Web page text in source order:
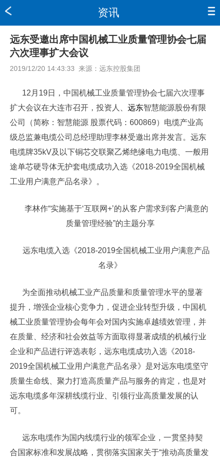
资讯
远东受邀出席中国机械工业质量管理协会七届
六次理事扩大会议
2019/12/20 14:43:33 来源： 远东控股集团
12月19日，中国机械工业质量管理协会七届六次理事
扩大会议在大连市召开，投资人、 远东智慧能源股份有限
公司（简称：智慧能源 股票代码：600869）电缆产业高
级总监兼电缆公司总经理助理李林受邀出席并发言。远东
电缆牌35kV及以下铜芯交联聚乙烯绝缘电力电缆、一般用
途单芯硬导体无护套电缆成功入选《2018-2019全国机械
工业用户满意产品名录》。
李林作“实施基于‘互联网+’的从客户需求到客户满意的
质量管理经验”的主题分享
远东电缆入选《2018-2019全国机械工业用户满意产品
名录》
为全面推动机械工业产品质量和质量管理水平的显著
提升，增强企业核心竞争力，促进企业转型升级，中国机
械工业质量管理协会每年会对国内实施卓越绩效管理，并
在质量、经济和社会效益等方面取得显著成绩的机械行业
企业和产品进行评选表彰，远东电缆成功入选《2018-
2019全国机械工业用户满意产品名录》是对远东电缆坚守
质量生命线、聚力打造高质量产品与服务的肯定，也是对
远东电缆多年深耕线缆行业、引领行业高质量发展的认
可。
远东电缆作为国内线缆行业的领军企业，一贯坚持契
合国家标准和发展战略，贯彻落实国家关于“推动高质量发